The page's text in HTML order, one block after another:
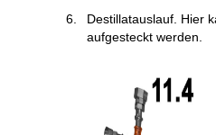
Destillatauslauf. Hier
aufgesteckt werden.